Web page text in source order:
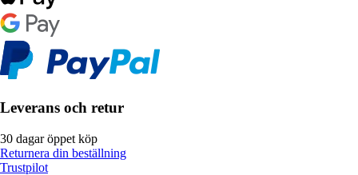
Leverans och retur
30 dagar öppet köp
Returnera din beställning
Trustpilot